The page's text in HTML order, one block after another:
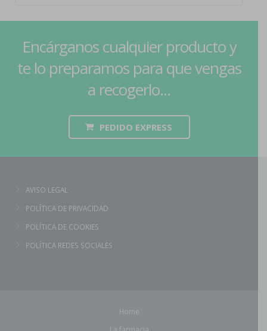
Encárganos cualquier producto y
te lo preparamos para que vengas
a recogerlo...
PEDIDO EXPRESS
AVISO LEGAL
POLÍTICA DE PRIVACIDAD
POLÍTICA DE COOKIES
POLÍTICA REDES SOCIALES
Home
La farmacia